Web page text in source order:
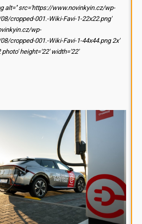
alt='' src='https://www.novinkyin.cz/wp-
cropped-001.-Wiki-Favi-1-22x22.png'
wp-
cropped-001.-Wiki-Favi-1-44x44.png 2x'
height='22' width='22'